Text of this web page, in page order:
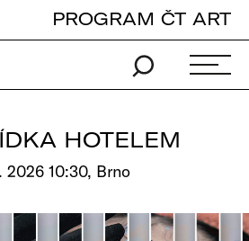
PROGRAM ČT ART
HOTELEM
2026 10:30, Brno